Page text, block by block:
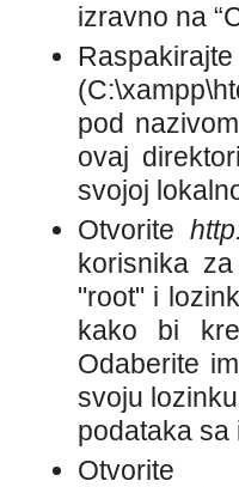
izravno na
pod
ovaj
svojoj
Otvorite
korisnika
"root" i
kako bi
Odaberite
svoju
podataka sa